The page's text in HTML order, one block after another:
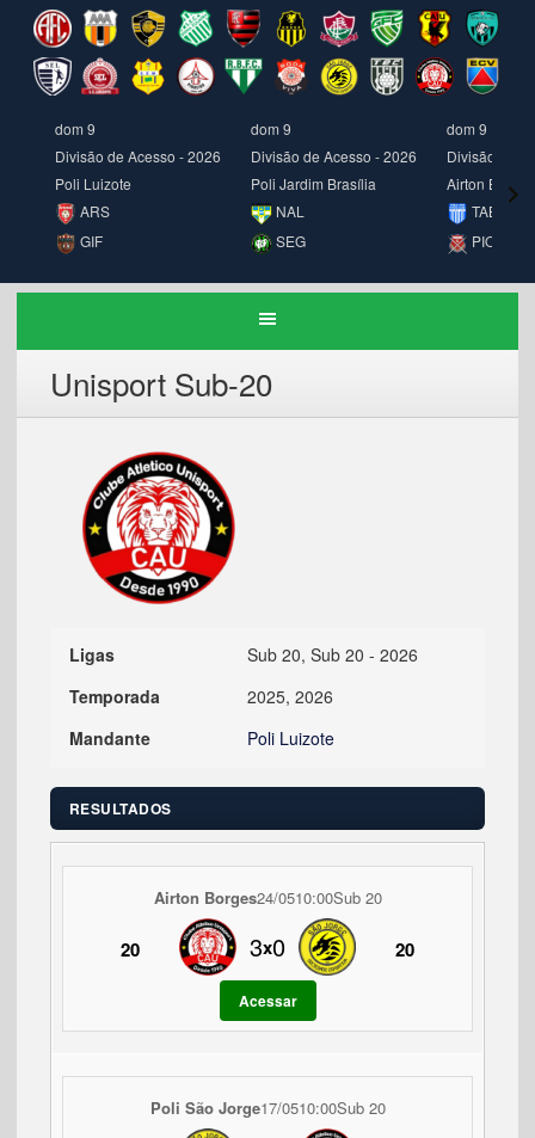
dom 9
Divisão de Acesso - 2026
Poli Luizote
ARS
GIF
dom 9
Divisão de Acesso - 2026
Poli Jardim Brasília
NAL
SEG
dom 9
Divisão de
Airton Borges
TAB
PIO
Unisport Sub-20
Ligas
Sub 20, Sub 20 - 2026
Temporada
2025, 2026
Mandante
Poli Luizote
RESULTADOS
Airton Borges24/0510:00Sub 20
20 3x0 20
Acessar
Poli São Jorge17/0510:00Sub 20